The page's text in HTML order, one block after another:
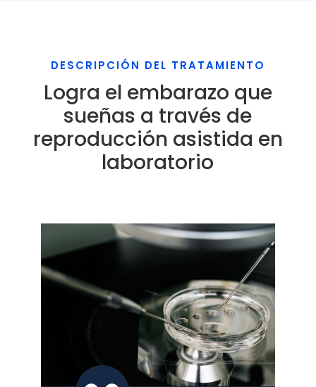
DESCRIPCIÓN DEL TRATAMIENTO
Logra el embarazo que
sueñas a través de
reproducción asistida en
laboratorio